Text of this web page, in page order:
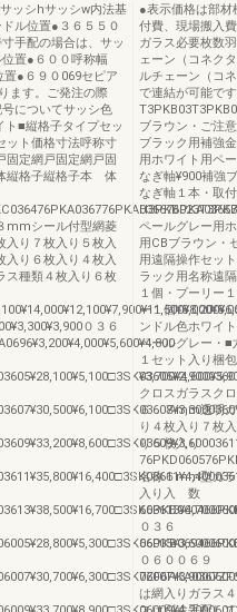
ッシhサッシw内法基
ル位置●３６５５０
手配の場合は、サッ
置●６００呼称幅
●６９０069セピア
ます。ご発注の際
についてサッシ色
ト■縦格子タイプセッ
ット価格寸法呼称寸
固定網戸固定網戸固
格子縦格子本 体
mmシール付型網菱
り７枚入り５枚入
入り６枚入り４枚入
種類４枚入り６枚
０３６
●表示価格は部材
付費、現場搬入
ガラス必要枚数
ェーン（コネク
ルチェーン（コ
で連結が可能で
ブラウン・ご注
ブラック用補強
用ホワイト用ペ
なぎ軸¥900補強
なぎ軸１本・取
ペールグレー用
用CBブラウン・
用遠隔操作セッ
ラック用名称遠
１個・プーリー
ー１個
ンドル色ホワイ
ペールグレー・■
１セット入り梱
クロスガラスク
６．８mm透明
り４枚入り７枚
り５枚入り
名称６mm型ガ
入り入 数
０３６
０６００６９
は網入りガラス